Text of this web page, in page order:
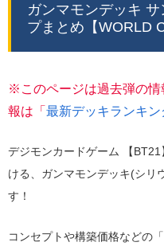
ガンマモンデッキ
プまとめ【WORLD
※このページは過去弾の
報は「 最新デッキランキン
デジモンカードゲーム 【
ける、ガンマモンデッキ(シリ
す！
コンセプトや構築価格などの